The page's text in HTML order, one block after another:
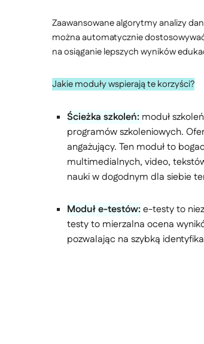
Zaawansowane algorytmy analizy
można automatycznie
na osiąganie lepszych wyników
Jakie moduły wspierają te korzyści?
Ścieżka szkoleń: moduł
programów szkoleniowych.
angażujący. Ten moduł to
multimedialnych, video,
nauki w dogodnym dla siebie
Moduł e-testów:e-testy to
testy to mierzalna ocena
pozwalając na szybką